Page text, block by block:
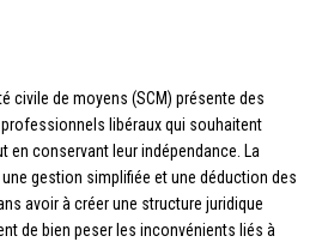
civile de moyens (SCM) présente des
libéraux qui souhaitent
en conservant leur indépendance. La
gestion simplifiée et une déduction des
avoir à créer une structure juridique
de bien peser les inconvénients liés à